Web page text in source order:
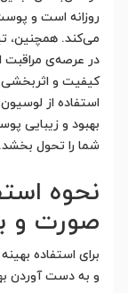
روزانه است و
می‌کند. همچنین،
در عرصه‌ی مراقبت
کیفیت و
استفاده از
بهبود و زیبایی
شما را تحول بخشد.
نحوه
صورت و
برای استفاده
و به دست آوردن